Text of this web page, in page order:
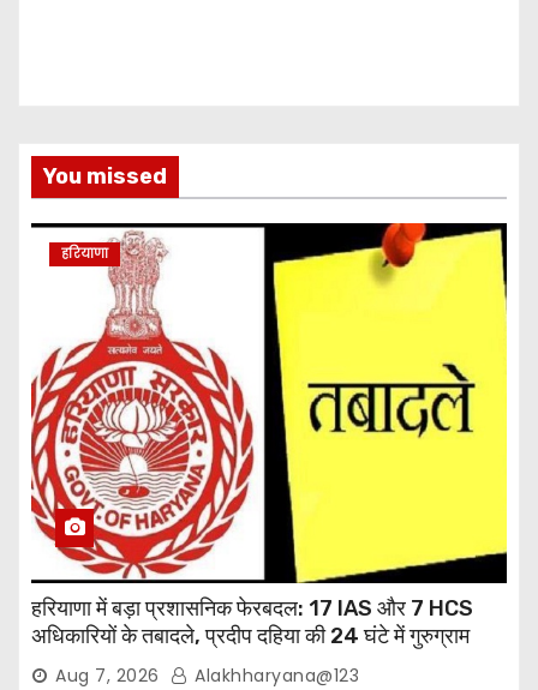
You missed
हरियाणा
हरियाणा में बड़ा प्रशासनिक फेरबदल: 17 IAS और 7 HCS
अधिकारियों के तबादले, प्रदीप दहिया की 24 घंटे में गुरुग्राम
वापसीAug 7, 2026 Alakhharyana@123